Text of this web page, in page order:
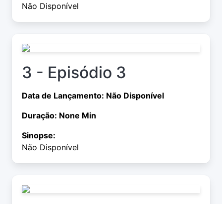
Não Disponível
3 - Episódio 3
Data de Lançamento: Não Disponível
Duração: None Min
Sinopse:
Não Disponível